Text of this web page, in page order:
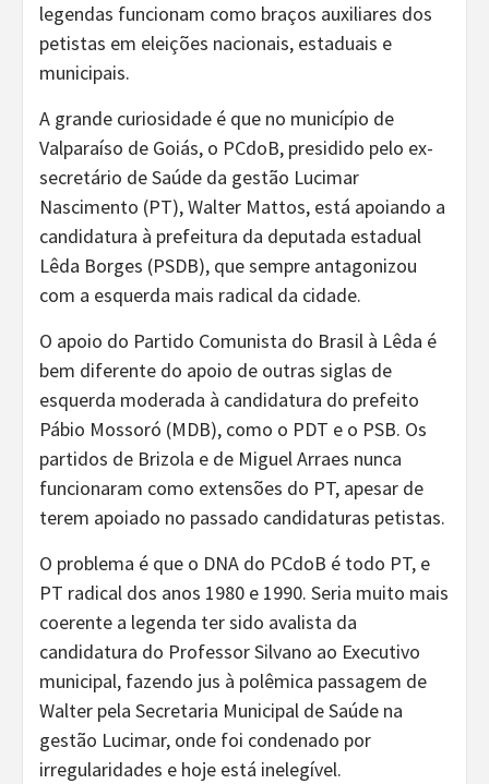
legendas funcionam como braços auxiliares dos
petistas em eleições nacionais, estaduais e
municipais.
A grande curiosidade é que no município de
Valparaíso de Goiás, o PCdoB, presidido pelo ex-
secretário de Saúde da gestão Lucimar
Nascimento (PT), Walter Mattos, está apoiando a
candidatura à prefeitura da deputada estadual
Lêda Borges (PSDB), que sempre antagonizou
com a esquerda mais radical da cidade.
O apoio do Partido Comunista do Brasil à Lêda é
bem diferente do apoio de outras siglas de
esquerda moderada à candidatura do prefeito
Pábio Mossoró (MDB), como o PDT e o PSB. Os
partidos de Brizola e de Miguel Arraes nunca
funcionaram como extensões do PT, apesar de
terem apoiado no passado candidaturas petistas.
O problema é que o DNA do PCdoB é todo PT, e
PT radical dos anos 1980 e 1990. Seria muito mais
coerente a legenda ter sido avalista da
candidatura do Professor Silvano ao Executivo
municipal, fazendo jus à polêmica passagem de
Walter pela Secretaria Municipal de Saúde na
gestão Lucimar, onde foi condenado por
irregularidades e hoje está inelegível.